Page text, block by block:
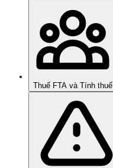
Thuế FTA và Tính thuế